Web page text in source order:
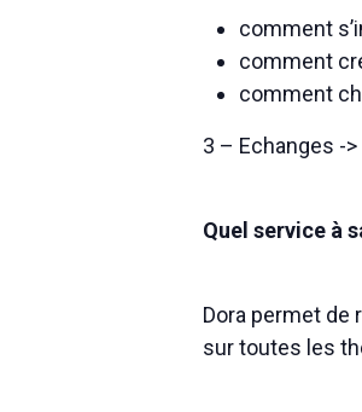
comment
comment
comment
3 – Echanges -
Quel service à
Dora permet de
sur toutes les